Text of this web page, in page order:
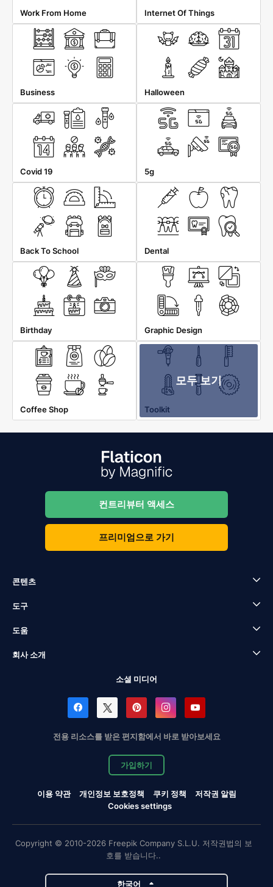
Work From Home Internet Of Things
Business Halloween
Covid 19 5g
Back To School Dental
Birthday Graphic Design
Coffee Shop
모두 보기
Toolkit
컨트리뷰터 액세스
프리미엄으로 가기
콘텐츠
도구
도움
회사 소개
소셜 미디어
전용 리소스를 받은 편지함에서 바로 받아보세요
가입하기
이용 약관 개인정보 보호정책 쿠키 정책
저작권 알림
Cookies settings
Copyright © 2010-2026 Freepik Company S.L.U. 저작권법의 보
호를 받습니다..
한국어